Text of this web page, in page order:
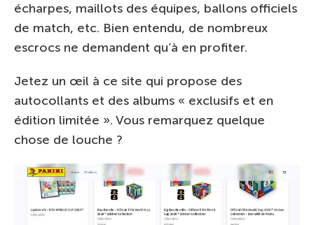
écharpes, maillots des équipes, ballons officiels
de match, etc. Bien entendu, de nombreux
escrocs ne demandent qu’à en profiter.
Jetez un œil à ce site qui propose des
autocollants et des albums « exclusifs et en
édition limitée ». Vous remarquez quelque
chose de louche ?